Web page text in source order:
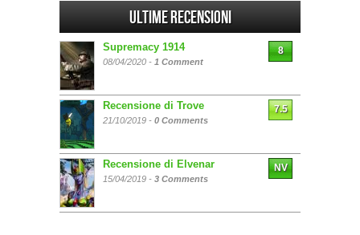
Ultime Recensioni
Supremacy 1914
08/04/2020 - 1 Comment
8
Recensione di Trove
21/10/2019 - 0 Comments
7.5
Recensione di Elvenar
15/04/2019 - 3 Comments
NV